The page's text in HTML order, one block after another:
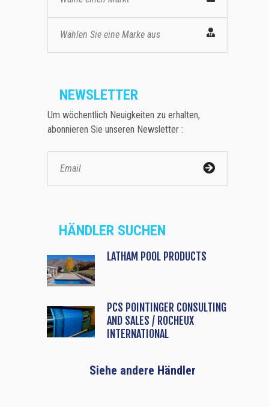
Wählen Sie eine Marke aus
NEWSLETTER
Um wöchentlich Neuigkeiten zu erhalten,
abonnieren Sie unseren Newsletter :
HÄNDLER SUCHEN
LATHAM POOL PRODUCTS
PCS POINTINGER CONSULTING
AND SALES / ROCHEUX
INTERNATIONAL
Siehe andere Händler